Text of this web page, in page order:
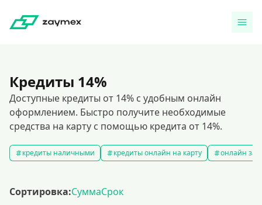
Кредиты 14%
Доступные кредиты от 14% с удобным онлайн
оформлением. Быстро получите необходимые
средства на карту с помощью кредита от 14%.
кредиты наличными кредиты онлайн на карту онлайн
Сортировка:СуммаСрок